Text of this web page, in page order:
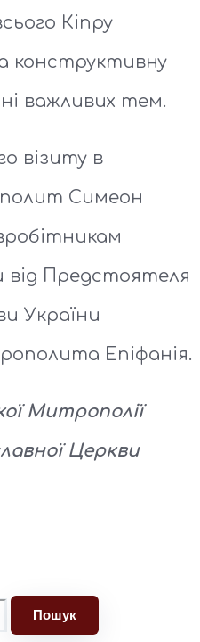
Кіпру
конструктивну
важливих тем.
візиту в
Симеон
від Предстоятеля
України
Епіфанія.
Митрополії
Церкви